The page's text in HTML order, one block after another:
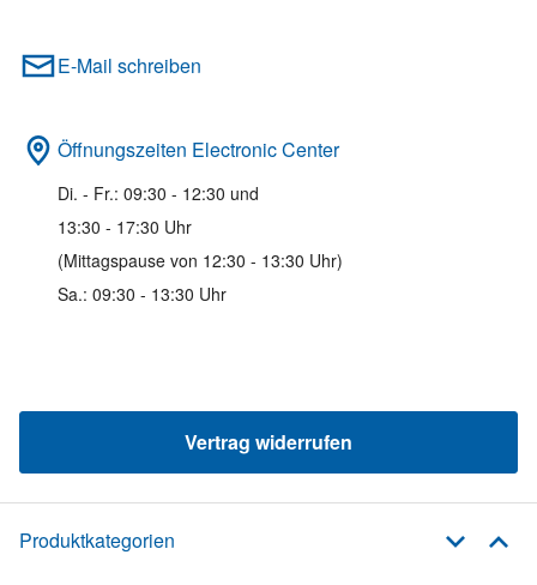
E-Mail schreiben
Öffnungszeiten Electronic Center
Di. - Fr.: 09:30 - 12:30 und
13:30 - 17:30 Uhr
(Mittagspause von 12:30 - 13:30 Uhr)
Sa.: 09:30 - 13:30 Uhr
Vertrag widerrufen
Produktkategorien